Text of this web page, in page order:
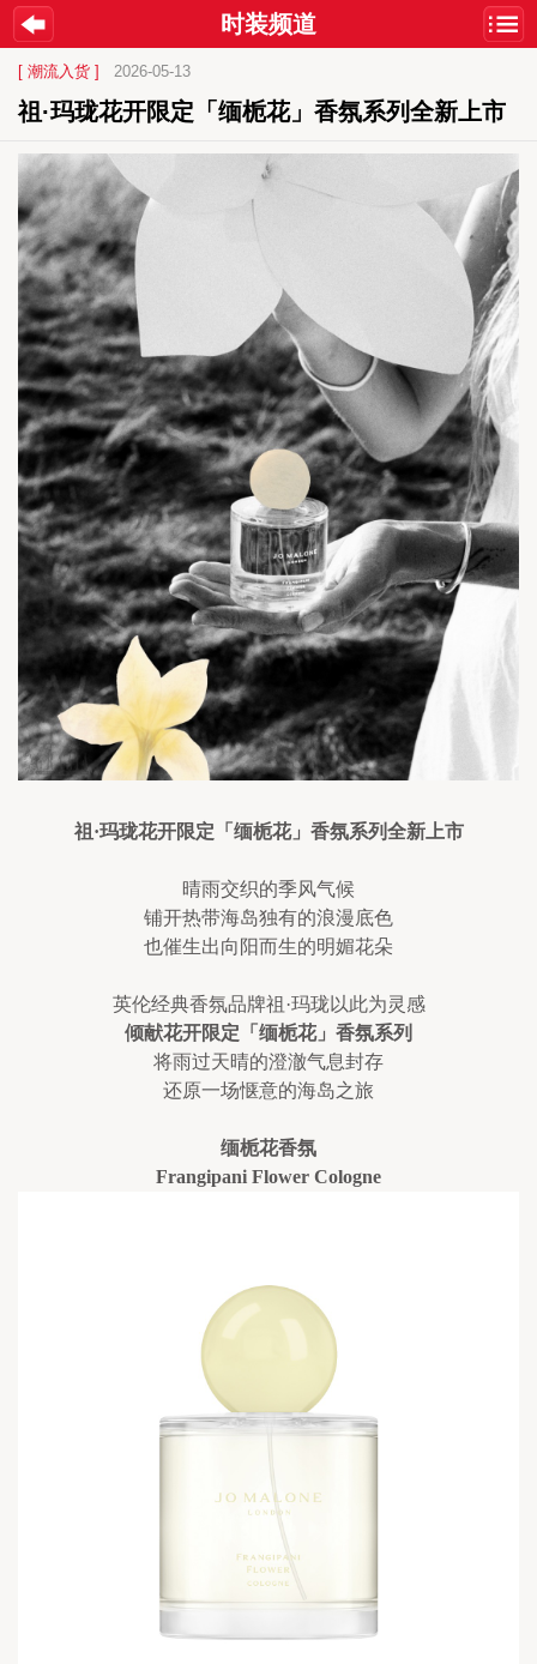
时装频道
[ 潮流入货 ] 2026-05-13
祖·玛珑花开限定「缅栀花」香氛系列全新上市
祖·玛珑花开限定「缅栀花」香氛系列全新上市
晴雨交织的季风气候
铺开热带海岛独有的浪漫底色
也催生出向阳而生的明媚花朵
英伦经典香氛品牌祖·玛珑以此为灵感
倾献花开限定「缅栀花」香氛系列
将雨过天晴的澄澈气息封存
还原一场惬意的海岛之旅
缅栀花香氛
Frangipani Flower Cologne